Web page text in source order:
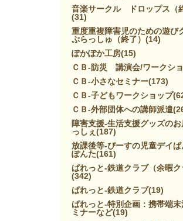
音楽サークル ドロップス（
(31)
重度重複障害児のための遊
ぷらっしゅ（終了） (14)
ぽかぽか工房(15)
ＣＢ-防災 講演会/ワークシ
ＣＢ-小さなセミナー(173)
ＣＢ-子どもワークショップ
ＣＢ-外部団体への講師派遣
障害支援-生活支援グッズの
っしぇ (187)
放課後等-ぴーすの児童デイぱ
ぽんた(161)
ぱれっと-鉄道クラブ（余暇ク
(342)
ぱれっと-鉄道クラブ(19)
ぱれっと-特別企画：携帯端末
ミナーなど(19)